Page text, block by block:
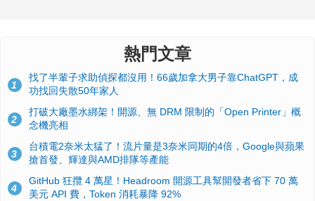
熱門文章
1
找了半輩子求助偵探都沒用！66歲加拿大男子靠ChatGPT，成
功找回失散50年家人
2
打破大廠墨水綁架！開源、無 DRM 限制的「Open Printer」概
念機亮相
3
台積電2奈米太猛了！流片量是3奈米同期的4倍，Google與蘋果
搶首發、輝達與AMD排隊等產能
4
GitHub 狂攬 4 萬星！Headroom 開源工具幫開發者省下 70 萬
美元 API 費，Token 消耗暴降 92%